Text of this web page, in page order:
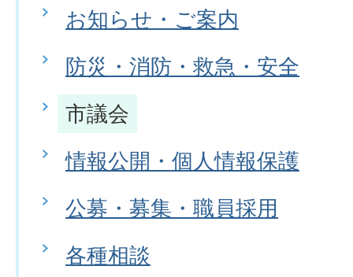
お知らせ・ご案内
防災・消防・救急・安全
市議会
情報公開・個人情報保護
公募・募集・職員採用
各種相談